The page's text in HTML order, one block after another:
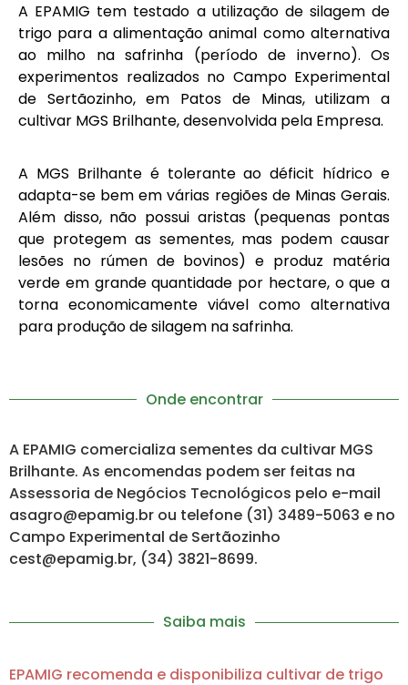
A EPAMIG tem testado a utilização de silagem de
trigo para a alimentação animal como alternativa
ao milho na safrinha (período de inverno). Os
experimentos realizados no Campo Experimental
de Sertãozinho, em Patos de Minas, utilizam a
cultivar MGS Brilhante, desenvolvida pela Empresa.
A MGS Brilhante é tolerante ao déficit hídrico e
adapta-se bem em várias regiões de Minas Gerais.
Além disso, não possui aristas (pequenas pontas
que protegem as sementes, mas podem causar
lesões no rúmen de bovinos) e produz matéria
verde em grande quantidade por hectare, o que a
torna economicamente viável como alternativa
para produção de silagem na safrinha.
Onde encontrar
A EPAMIG comercializa sementes da cultivar MGS
Brilhante. As encomendas podem ser feitas na
Assessoria de Negócios Tecnológicos pelo e-mail
asagro@epamig.br ou telefone (31) 3489-5063 e no
Campo Experimental de Sertãozinho
cest@epamig.br, (34) 3821-8699.
Saiba mais
EPAMIG recomenda e disponibiliza cultivar de trigo